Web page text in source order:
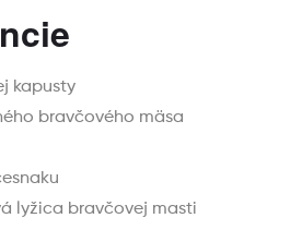
kapusty
bravčového mäsa
lyžica bravčovej masti